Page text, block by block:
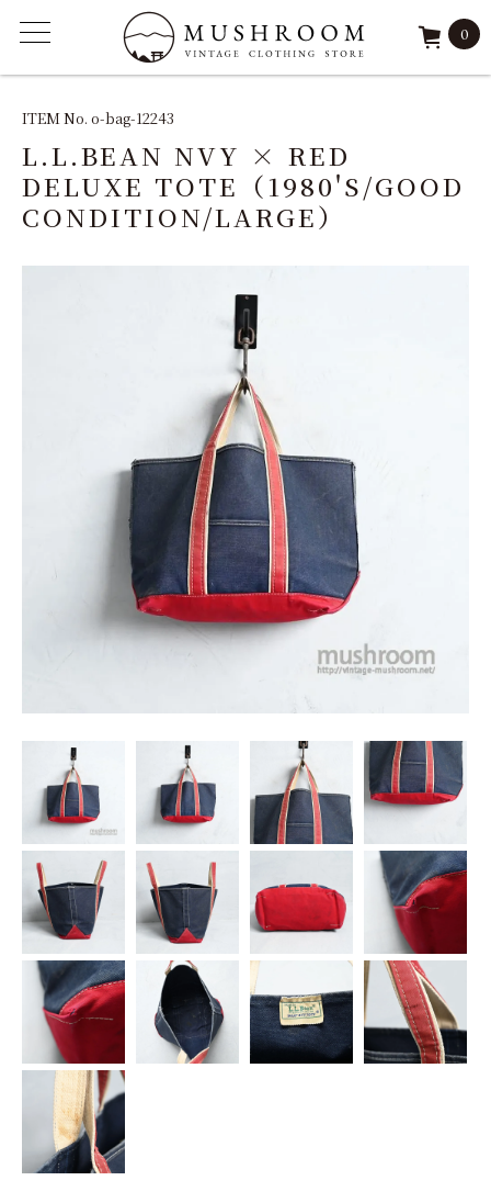
FEATURE
ARCHIVE
0
ITEM No. o-bag-12243
L.L.BEAN NVY × RED
DELUXE TOTE（1980'S/GOOD
CONDITION/LARGE）